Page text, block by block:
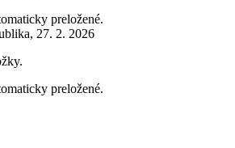
preložené.
, 27. 2. 2026
preložené.